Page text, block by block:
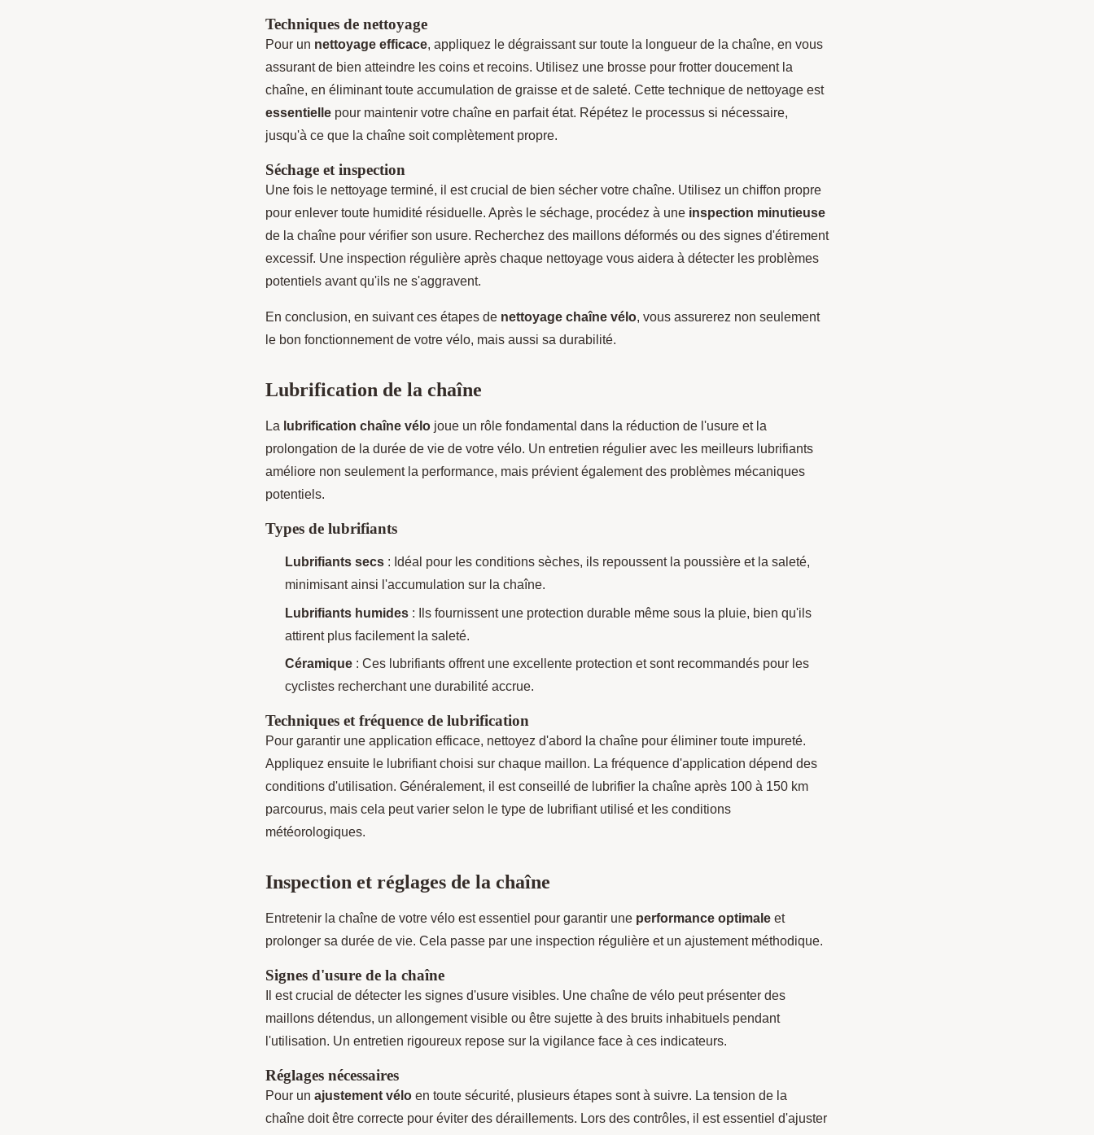
Techniques de nettoyage
Pour un nettoyage efficace, appliquez le dégraissant sur toute la longueur de la chaîne, en vous
assurant de bien atteindre les coins et recoins. Utilisez une brosse pour frotter doucement la
chaîne, en éliminant toute accumulation de graisse et de saleté. Cette technique de nettoyage est
essentielle pour maintenir votre chaîne en parfait état. Répétez le processus si nécessaire,
jusqu'à ce que la chaîne soit complètement propre.
Séchage et inspection
Une fois le nettoyage terminé, il est crucial de bien sécher votre chaîne. Utilisez un chiffon propre
pour enlever toute humidité résiduelle. Après le séchage, procédez à une inspection minutieuse
de la chaîne pour vérifier son usure. Recherchez des maillons déformés ou des signes d'étirement
excessif. Une inspection régulière après chaque nettoyage vous aidera à détecter les problèmes
potentiels avant qu'ils ne s'aggravent.
En conclusion, en suivant ces étapes de nettoyage chaîne vélo, vous assurerez non seulement
le bon fonctionnement de votre vélo, mais aussi sa durabilité.
Lubrification de la chaîne
La lubrification chaîne vélo joue un rôle fondamental dans la réduction de l'usure et la
prolongation de la durée de vie de votre vélo. Un entretien régulier avec les meilleurs lubrifiants
améliore non seulement la performance, mais prévient également des problèmes mécaniques
potentiels.
Types de lubrifiants
Lubrifiants secs : Idéal pour les conditions sèches, ils repoussent la poussière et la saleté,
minimisant ainsi l'accumulation sur la chaîne.
Lubrifiants humides : Ils fournissent une protection durable même sous la pluie, bien qu'ils
attirent plus facilement la saleté.
Céramique : Ces lubrifiants offrent une excellente protection et sont recommandés pour les
cyclistes recherchant une durabilité accrue.
Techniques et fréquence de lubrification
Pour garantir une application efficace, nettoyez d'abord la chaîne pour éliminer toute impureté.
Appliquez ensuite le lubrifiant choisi sur chaque maillon. La fréquence d'application dépend des
conditions d'utilisation. Généralement, il est conseillé de lubrifier la chaîne après 100 à 150 km
parcourus, mais cela peut varier selon le type de lubrifiant utilisé et les conditions
météorologiques.
Inspection et réglages de la chaîne
Entretenir la chaîne de votre vélo est essentiel pour garantir une performance optimale et
prolonger sa durée de vie. Cela passe par une inspection régulière et un ajustement méthodique.
Signes d'usure de la chaîne
Il est crucial de détecter les signes d'usure visibles. Une chaîne de vélo peut présenter des
maillons détendus, un allongement visible ou être sujette à des bruits inhabituels pendant
l'utilisation. Un entretien rigoureux repose sur la vigilance face à ces indicateurs.
Réglages nécessaires
Pour un ajustement vélo en toute sécurité, plusieurs étapes sont à suivre. La tension de la
chaîne doit être correcte pour éviter des déraillements. Lors des contrôles, il est essentiel d'ajuster